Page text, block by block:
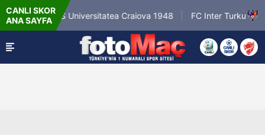
CANLI SKOR
ANA SAYFA
CS Universitatea Craiova 1948 FC Inter Turku
6.8.2026 - Per
18:00